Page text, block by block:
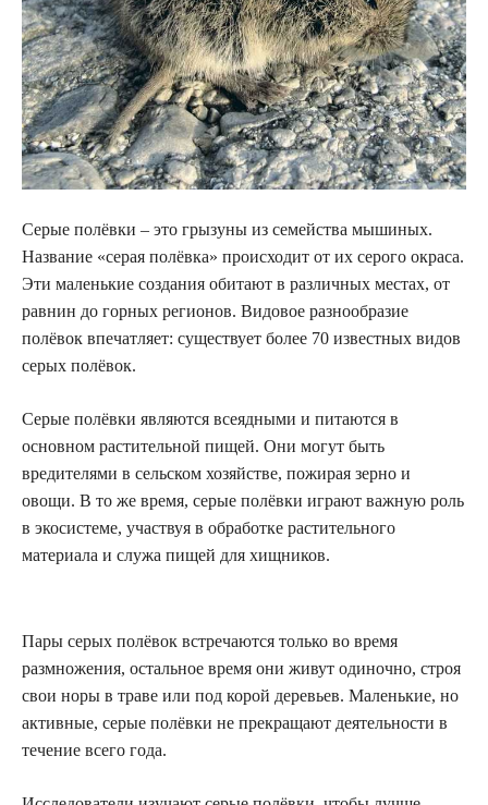
Серые полёвки – это грызуны из семейства мышиных.
Название «серая полёвка» происходит от их серого окраса.
Эти маленькие создания обитают в различных местах, от
равнин до горных регионов. Видовое разнообразие
полёвок впечатляет: существует более 70 известных видов
серых полёвок.
Серые полёвки являются всеядными и питаются в
основном растительной пищей. Они могут быть
вредителями в сельском хозяйстве, пожирая зерно и
овощи. В то же время, серые полёвки играют важную роль
в экосистеме, участвуя в обработке растительного
материала и служа пищей для хищников.
Пары серых полёвок встречаются только во время
размножения, остальное время они живут одиночно, строя
свои норы в траве или под корой деревьев. Маленькие, но
активные, серые полёвки не прекращают деятельности в
течение всего года.